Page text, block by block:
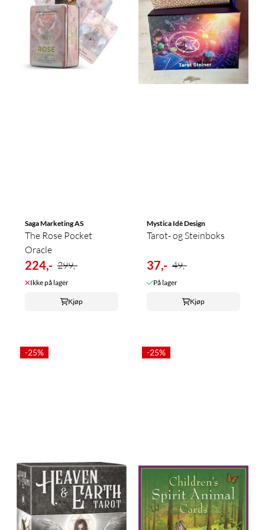
Saga Marketing AS
The Rose Pocket
Oracle
224,- 299,-
Ikke på lager
Kjøp
Mystica Idè Design
Tarot- og Steinboks
37,- 49,-
På lager
Kjøp
-25% -25%